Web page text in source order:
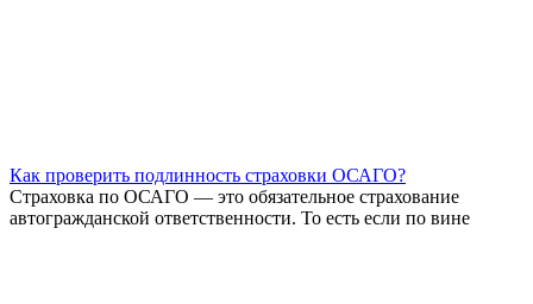
Как проверить подлинность страховки ОСАГО?
Страховка по ОСАГО — это обязательное страхование
автогражданской ответственности. То есть если по вине